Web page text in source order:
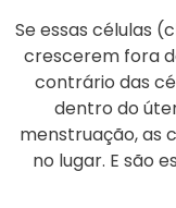
Se essas células
crescerem fora
contrário das
dentro do
menstruação, as
no lugar. E são